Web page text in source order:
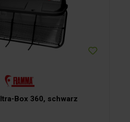
Box 360, schwarz